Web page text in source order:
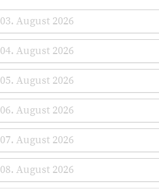
03. August 2026
04. August 2026
05. August 2026
06. August 2026
07. August 2026
08. August 2026